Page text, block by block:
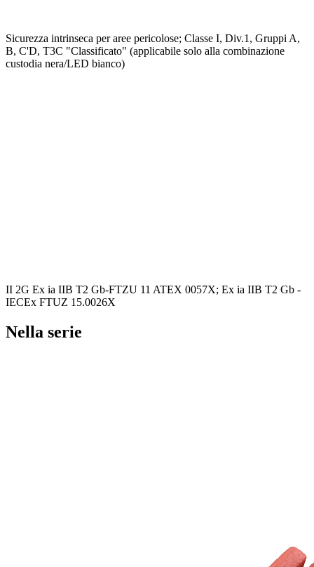
Sicurezza intrinseca per aree pericolose; Classe I, Div.1, Gruppi A,
B, C'D, T3C "Classificato" (applicabile solo alla combinazione
custodia nera/LED bianco)
II 2G Ex ia IIB T2 Gb-FTZU 11 ATEX 0057X; Ex ia IIB T2 Gb -
IECEx FTUZ 15.0026X
Nella serie